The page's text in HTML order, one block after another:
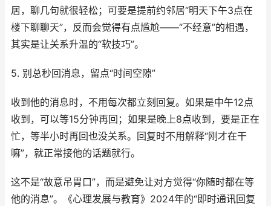
居，聊几句就很轻松；可要是提前约邻居“明天下午3点在
楼下聊聊天”，反而会觉得有点尴尬——“不经意”的相遇，
其实是让关系升温的“软技巧”。
5. 别总秒回消息，留点“时间空隙”
收到他的消息时，不用每次都立刻回复。如果是中午12点
收到，可以等15分钟再回；如果是晚上8点收到，要是正在
忙，等半小时再回也没关系。回复时不用解释“刚才在干
嘛”，就正常接他的话题就行。
这不是“故意吊胃口”，而是避免让对方觉得“你随时都在等
他的消息”。《心理发展与教育》2024年的“即时通讯回复